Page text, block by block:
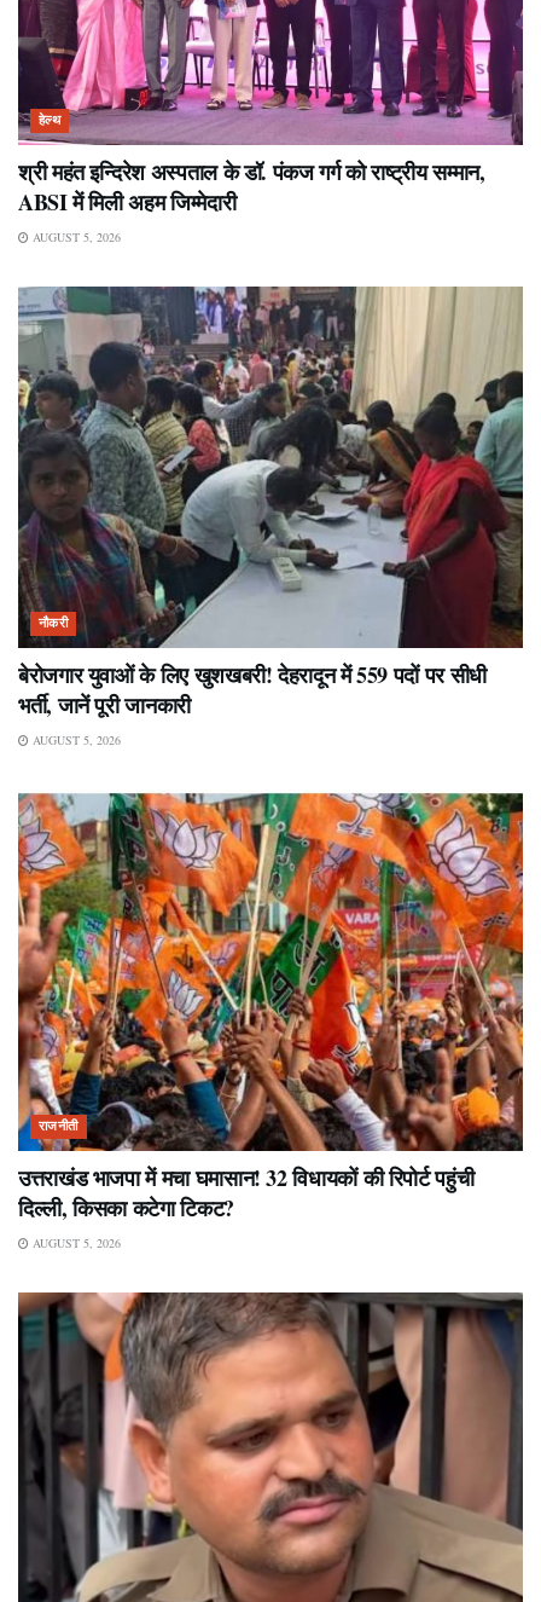
हेल्थ
श्री महंत इन्दिरेश अस्पताल के डॉ. पंकज गर्ग को राष्ट्रीय सम्मान,
ABSI में मिली अहम जिम्मेदारी
AUGUST 5, 2026
नौकरी
बेरोजगार युवाओं के लिए खुशखबरी! देहरादून में 559 पदों पर सीधी
भर्ती, जानें पूरी जानकारी
AUGUST 5, 2026
राजनीती
उत्तराखंड भाजपा में मचा घमासान! 32 विधायकों की रिपोर्ट पहुंची
दिल्ली, किसका कटेगा टिकट?
AUGUST 5, 2026